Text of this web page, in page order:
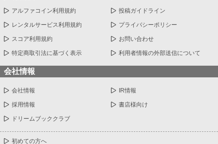
アルファコイン利用規約 投稿ガイドライン
レンタルサービス利用規約 プライバシーポリシー
スコア利用規約 お問い合わせ
特定商取引法に基づく表示 利用者情報の外部送信について
会社情報
会社情報 IR情報
採用情報 書店様向け
ドリームブッククラブ
初めての方へ